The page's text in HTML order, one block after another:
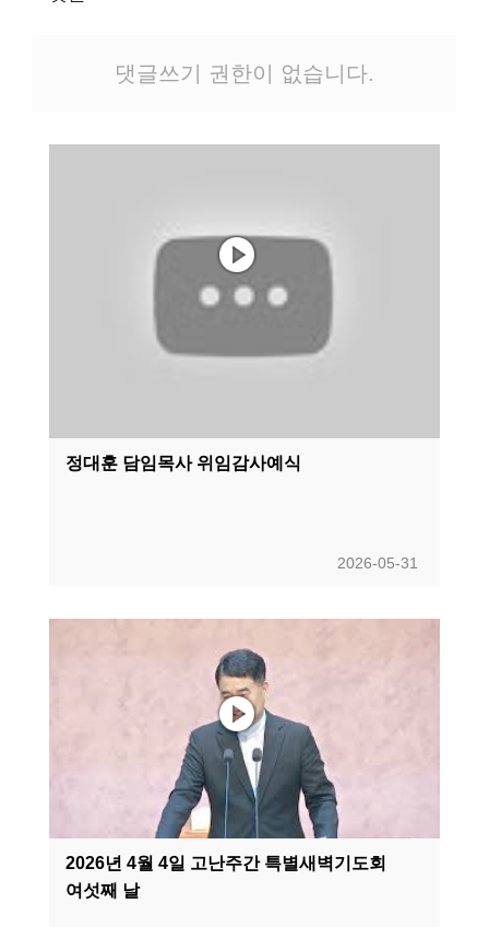
댓글쓰기 권한이 없습니다.
정대훈 담임목사 위임감사예식
2026-05-31
2026년 4월 4일 고난주간 특별새벽기도회
여섯째 날